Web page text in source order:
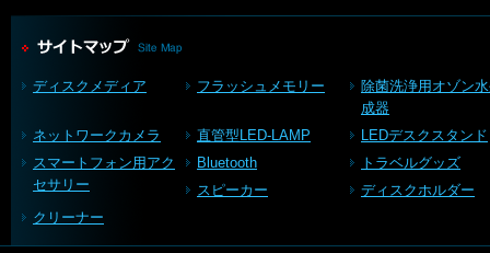
ディスクメディア フラッシュメモリー
除菌洗浄用オゾン
成器
ネットワークカメラ
直管型LED-LAMP
LEDデスクスタンド
スマートフォン用アク
セサリー
Bluetooth
トラベルグッズ
スピーカー
ディスクホルダー
クリーナー